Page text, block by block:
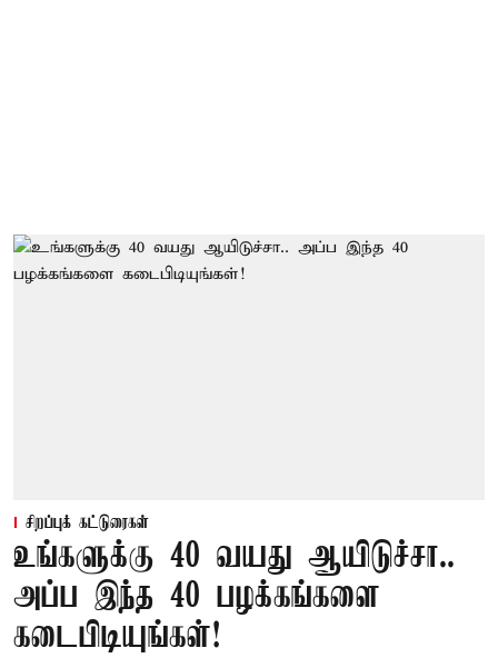
சிறப்புக் கட்டுரைகள்
உங்களுக்கு 40 வயது ஆயிடுச்சா..
அப்ப இந்த 40 பழக்கங்களை
கடைபிடியுங்கள்!